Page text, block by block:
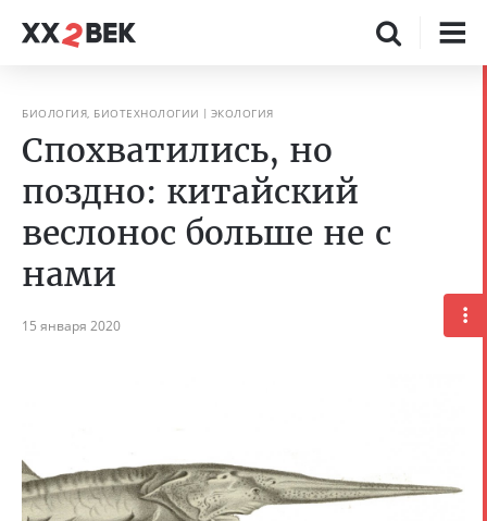
БИОЛОГИЯ, БИОТЕХНОЛОГИИ ЭКОЛОГИЯ
Спохватились, но
поздно: китайский
веслонос больше не с
нами
15 января 2020